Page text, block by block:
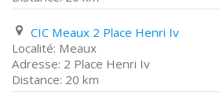
CIC Meaux 2 Place Henri Iv
Meaux
2 Place Henri Iv
20 km